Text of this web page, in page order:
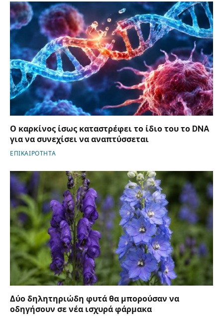
Ο καρκίνος ίσως καταστρέφει το ίδιο του το DNA
για να συνεχίσει να αναπτύσσεται
ΕΠΙΚΑΙΡΟΤΗΤΑ
Δύο δηλητηριώδη φυτά θα μπορούσαν να
οδηγήσουν σε νέα ισχυρά φάρμακα